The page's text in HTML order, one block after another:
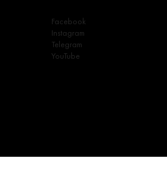
Facebook
Instagram
Telegram
YouTube